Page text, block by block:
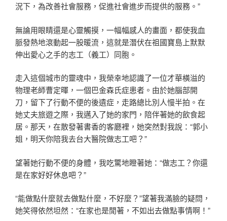
況下，為改善社會服務，促進社會進步而提供的服務。”
無論用眼睛還是心靈觸摸，一幅幅感人的畫面，都使我血
脈發熱地滾動起一股暖流，這就是潛伏在祖國寶島上默默
伸出愛心之手的志工（義工）同胞。
走入這個城市的靈魂中，我榮幸地認識了一位才華橫溢的
物理老師曹定暉，一個巴金森氏症患者。由於她腦部開
刀，留下了行動不便的後遺症，走路總比別人慢半拍。在
她丈夫旅遊之際，我邁入了她的家門，陪伴著她的飲食起
居。那天，在散發著書香的客廳裡，她突然對我說：“郭小
姐，明天你陪我去台大醫院做志工吧？”
望著她行動不便的身體，我吃驚地瞪著她：“做志工？你還
是在家好好休息吧？”
“能做點什麼就去做點什麼，不好麼？”望著我滿臉的疑問，
她笑得依然坦然：“在家也是閒著，不如出去做點事情啊！”